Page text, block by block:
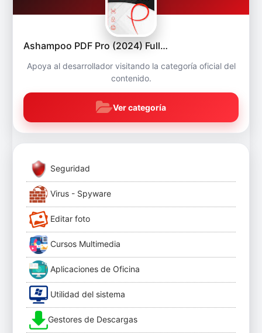
Ashampoo PDF Pro (2024) Full…
Apoya al desarrollador visitando la categoría oficial del
contenido.
Ver categoría
Seguridad
Virus - Spyware
Editar foto
Cursos Multimedia
Aplicaciones de Oficina
Utilidad del sistema
Gestores de Descargas